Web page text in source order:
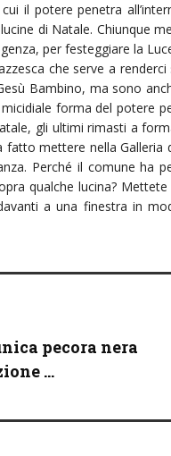
il potere penetra
di Natale. Chiunque
per festeggiare la
che serve a
Bambino, ma sono
forma del potere
gli ultimi rimasti a
fatto mettere nella
Perché il comune ha
qualche lucina?
a una finestra in
pecora nera
...